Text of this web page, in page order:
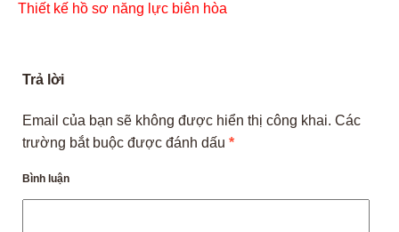
Thiết kế hồ sơ năng lực biên hòa
Trả lời
Email của bạn sẽ không được hiển thị công khai. Các
trường bắt buộc được đánh dấu *
Bình luận